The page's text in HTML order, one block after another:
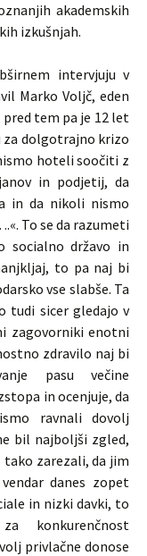
akademskih
izkušnjah.
intervjuju v
Marko Voljč, eden
tem pa je 12 let
za dolgotrajno krizo
hoteli soočiti z
in podjetij, da
in da nikoli nismo
To se da razumeti
socialno državo in
to pa naj bi
vse slabše. Ta
tudi sicer gledajo v
zagovorniki enotni
zdravilo naj bi
pasu večine
in ocenjuje, da
ravnali dovolj
bil najboljši zgled,
tako zarezali, da jim
danes zopet
in nizki davki, to
konkurenčnost
privlačne donose